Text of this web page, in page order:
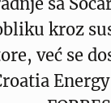
kroz
već se